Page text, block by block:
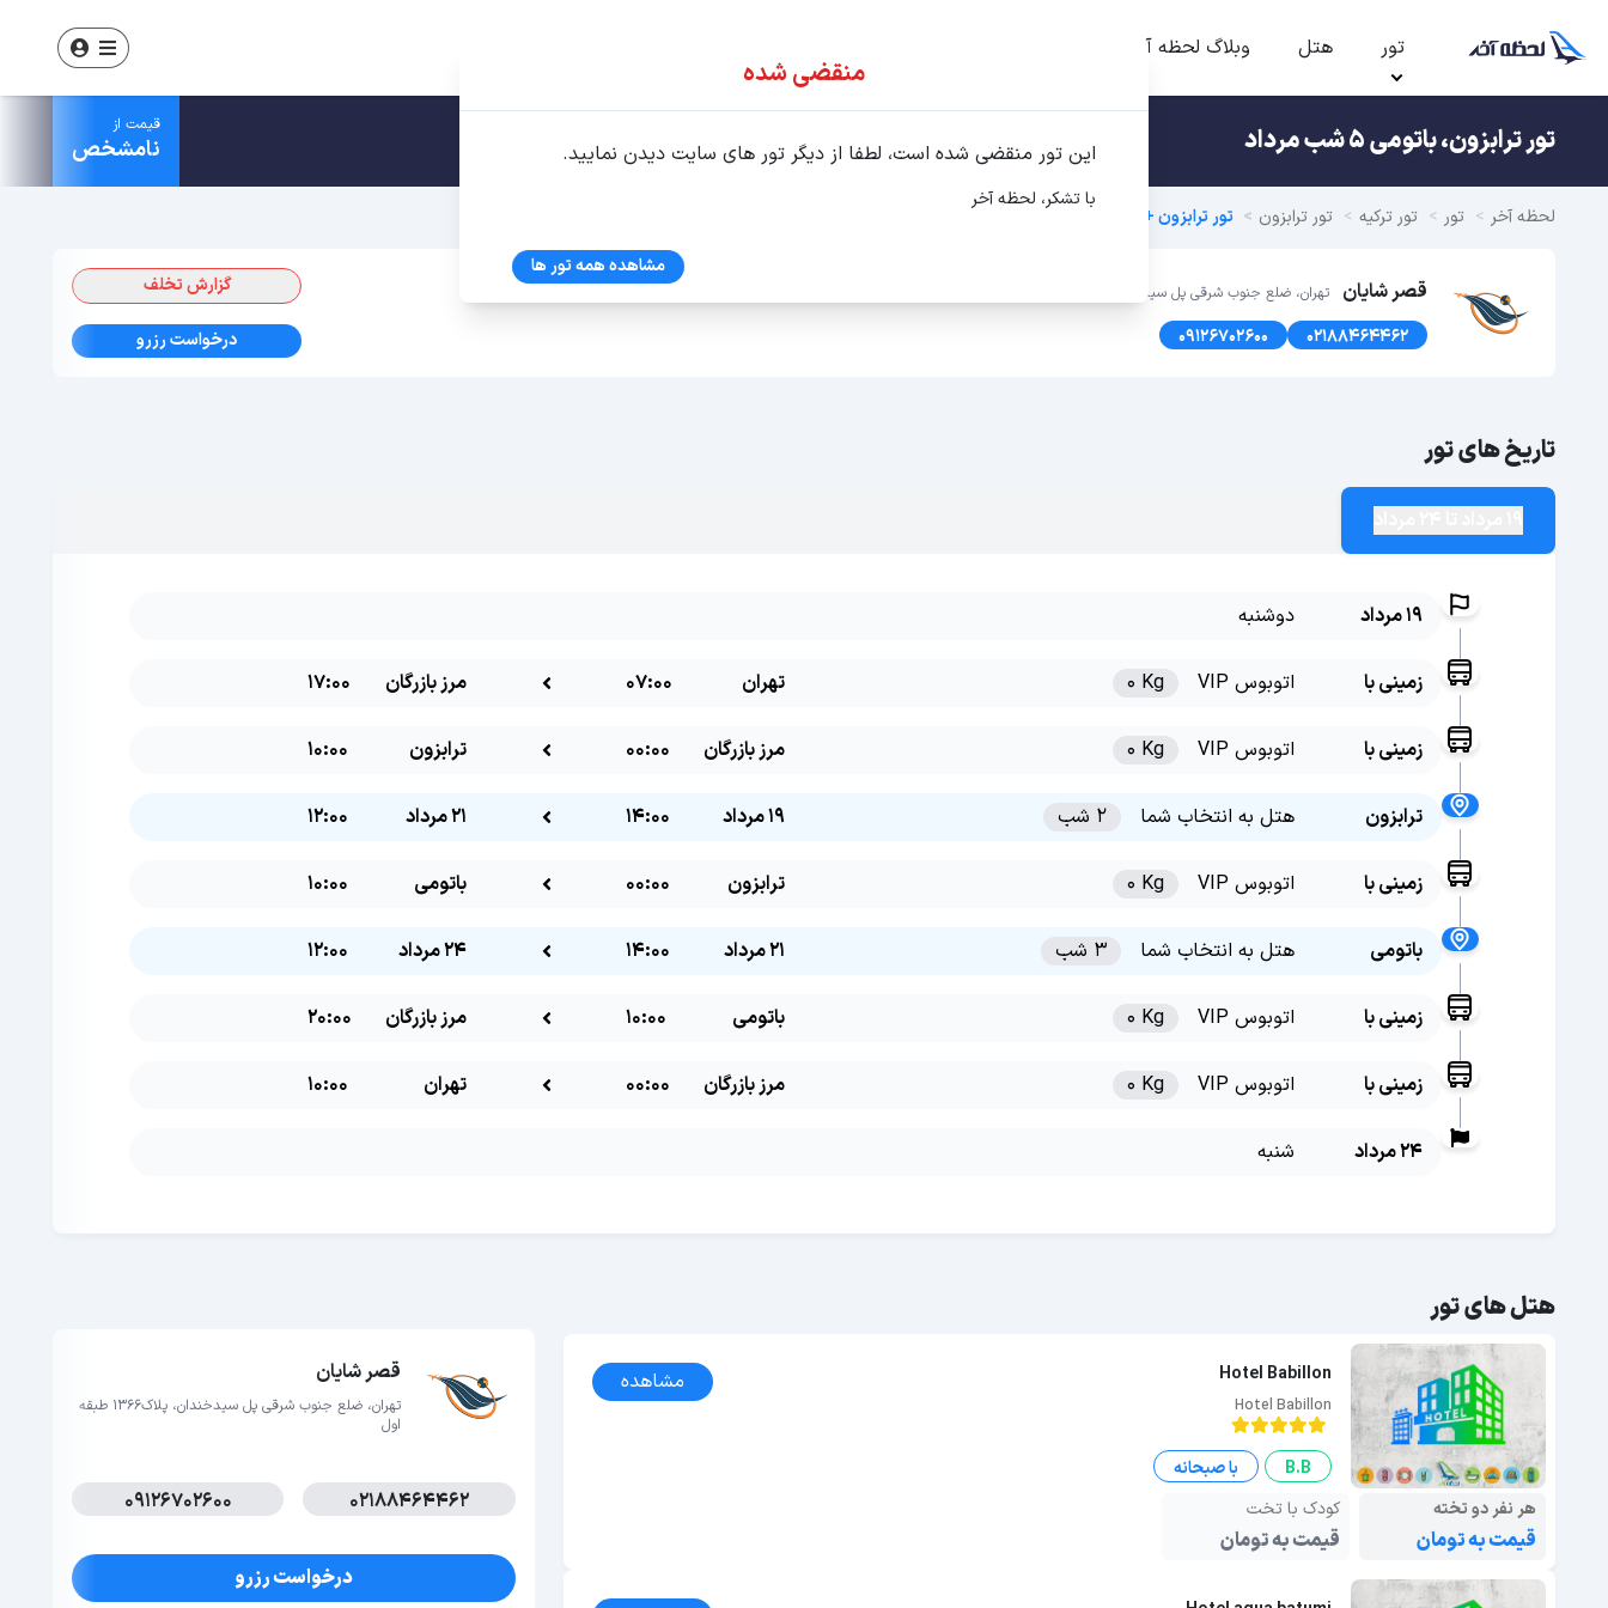
تور هتل وبلاگ لحظه آخر
تور ترابزون، باتومی 5 شب مرداد قیمت از
نامشخص
لحظه آخر تور تور ترکیه تور ترابزون تور ترابزون + باتومی تابستان 1405
قصر شایان تهران، ضلع جنوب شرقی پل سیدخندان، پلاک1366 طبقه اول
02188464462
09126702600
گزارش تخلف
درخواست رزرو
تاریخ های تور
19 مرداد دوشنبه
زمینی با اتوبوس VIP 0 Kg تهران 07:00 مرز بازرگان 17:00
زمینی با اتوبوس VIP 0 Kg مرز بازرگان 00:00 ترابزون 10:00
ترابزون هتل به انتخاب شما 2 شب 19 مرداد 14:00 21 مرداد 12:00
زمینی با اتوبوس VIP 0 Kg ترابزون 00:00 باتومی 10:00
باتومی هتل به انتخاب شما 3 شب 21 مرداد 14:00 24 مرداد 12:00
زمینی با اتوبوس VIP 0 Kg باتومی 10:00 مرز بازرگان 20:00
زمینی با اتوبوس VIP 0 Kg مرز بازرگان 00:00 تهران 10:00
24 مرداد شنبه
هتل های تور
Hotel Babillon
Hotel Babillon
مشاهده
B.B
با صبحانه
هر نفر دو تخته
قیمت به تومان
کودک با تخت
قیمت به تومان
قصر شایان
تهران، ضلع جنوب شرقی پل سیدخندان، پلاک1366 طبقه
اول
02188464462
09126702600
درخواست رزرو
منقضی شده
این تور منقضی شده است، لطفا از دیگر تور های سایت دیدن نمایید.
با تشکر، لحظه آخر
مشاهده همه تور ها